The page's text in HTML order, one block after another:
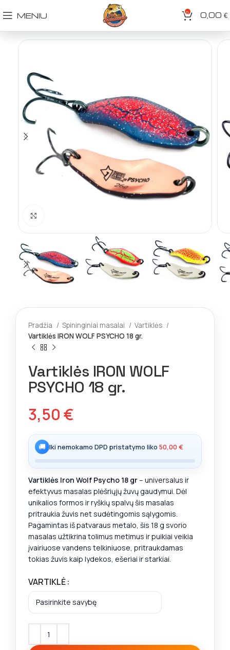
MENIU 0 0,00 €
Pradžia Spininginiai masalai
Vartiklės
Vartiklės IRON WOLF PSYCHO 18 gr.
Vartiklės IRON WOLF
PSYCHO 18 gr.
3,50€
🚚 Iki nemokamo DPD pristatymo liko 50,00€
Vartiklės Iron Wolf Psycho 18 gr– universalus ir
efektyvus masalas plėšriųjų žuvų gaudymui. Dėl
unikalios formos ir ryškių spalvų šis masalas
pritraukia žuvis net sudėtingomis sąlygomis.
Pagamintas iš patvaraus metalo, šis 18 g svorio
masalas užtikrina tolimus metimus ir puikiai veikia
įvairiuose vandens telkiniuose, pritraukdamas
tokias žuvis kaip lydekos, ešeriai ir starkiai.
VARTIKLĖ